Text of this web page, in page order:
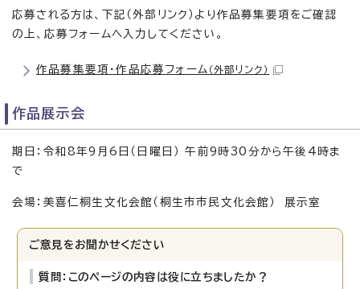
応募される方は、下記（外部リンク）より作品募集要項をご確認
の上、応募フォームへ入力してください。
作品募集要項・作品応募フォーム （外部リンク）
作品展示会
期日：令和8年9月6日（日曜日） 午前9時30分から午後4時ま
で
会場：美喜仁桐生文化会館（桐生市市民文化会館） 展示室
ご意見をお聞かせください
質問：このページの内容は役に立ちましたか？